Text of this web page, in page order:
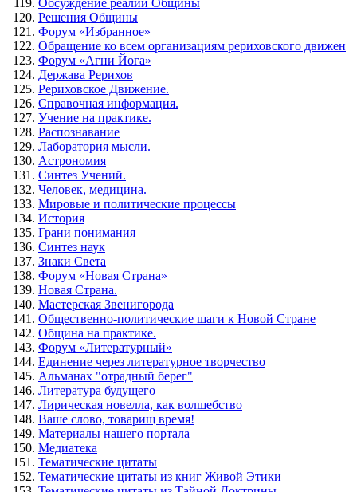
Обсуждение реалий Общины
Решения Общины
Форум «Избранное»
Обращение ко всем организациям рериховского движен
Форум «Агни Йога»
Держава Рерихов
Рериховское Движение.
Справочная информация.
Учение на практике.
Распознавание
Лаборатория мысли.
Астрономия
Синтез Учений.
Человек, медицина.
Мировые и политические процессы
История
Грани понимания
Синтез наук
Знаки Света
Форум «Новая Страна»
Новая Страна.
Мастерская Звенигорода
Общественно-политические шаги к Новой Стране
Община на практике.
Форум «Литературный»
Единение через литературное творчество
Альманах "отрадный берег"
Литература будущего
Лирическая новелла, как волшебство
Ваше слово, товарищ время!
Материалы нашего портала
Медиатека
Тематические цитаты
Тематические цитаты из книг Живой Этики